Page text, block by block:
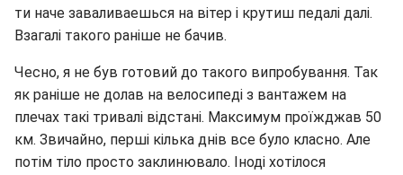
ти наче заваливаешься на вітер і крутиш педалі далі.
Взагалі такого раніше не бачив.
Чесно, я не був готовий до такого випробування. Так
як раніше не долав на велосипеді з вантажем на
плечах такі тривалі відстані. Максимум проїжджав 50
км. Звичайно, перші кілька днів все було класно. Але
потім тіло просто заклинювало. Іноді хотілося